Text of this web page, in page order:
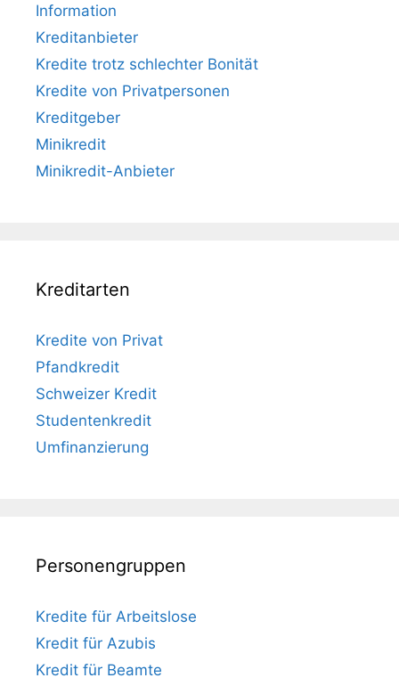
Information
Kreditanbieter
Kredite trotz schlechter Bonität
Kredite von Privatpersonen
Kreditgeber
Minikredit
Minikredit-Anbieter
Kreditarten
Kredite von Privat
Pfandkredit
Schweizer Kredit
Studentenkredit
Umfinanzierung
Personengruppen
Kredite für Arbeitslose
Kredit für Azubis
Kredit für Beamte